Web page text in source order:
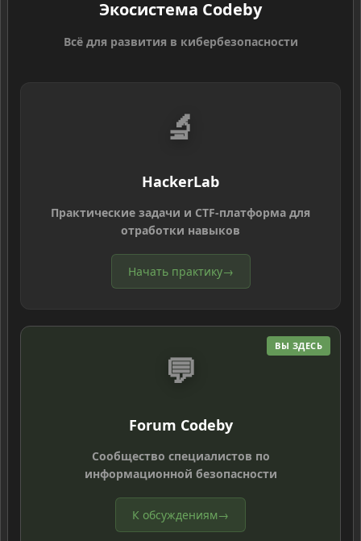
Экосистема Codeby
Всё для развития в кибербезопасности
🔬
HackerLab
Практические задачи и CTF-платформа для
отработки навыков
Начать практику→
ВЫ ЗДЕСЬ
💬
Forum Codeby
Сообщество специалистов по
информационной безопасности
К обсуждениям→